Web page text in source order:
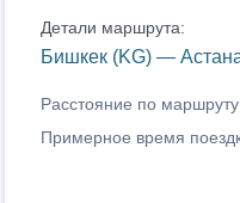
Детали маршрута:
Бишкек (KG) —
Расстояние по
Примерное время